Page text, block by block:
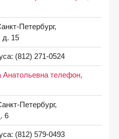
Петербург,
д. 15
(812) 271-0524
телефон,
Петербург,
6
(812) 579-0493